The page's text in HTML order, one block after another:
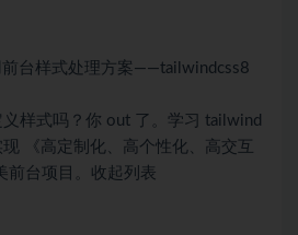
台样式处理方案——tailwindcss8
样式吗？你 out 了。学习 tailwind
现 《高定制化、高个性化、高交互
前台项目。收起列表